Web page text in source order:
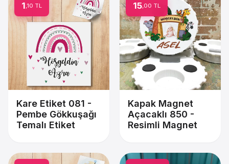
1 ,10 TL
Kare Etiket 081 -
Pembe Gökkuşağı
Temalı Etiket
15 ,00 TL
Kapak Magnet
Açacaklı 850 -
Resimli Magnet